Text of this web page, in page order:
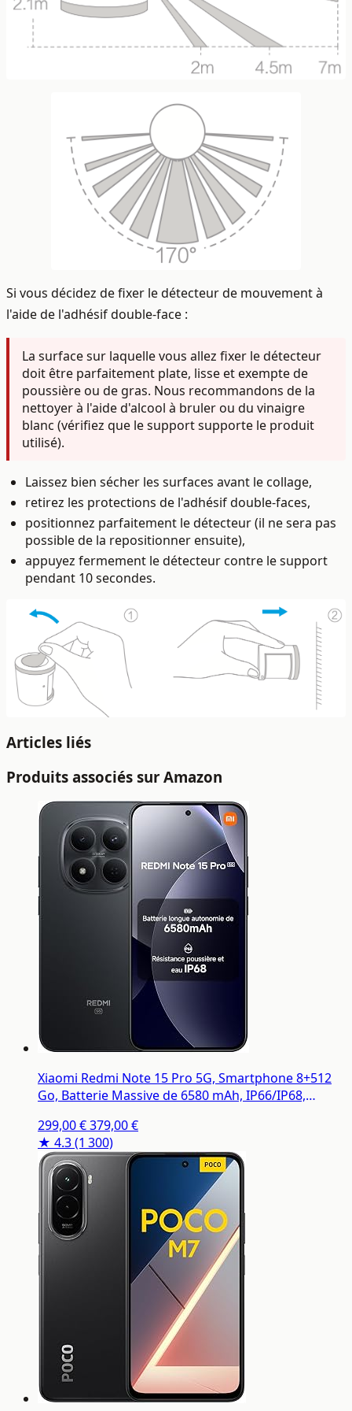
Si vous décidez de fixer le détecteur de mouvement à
l'aide de l'adhésif double-face :
La surface sur laquelle vous allez fixer le détecteur
doit être parfaitement plate, lisse et exempte de
poussière ou de gras. Nous recommandons de la
nettoyer à l'aide d'alcool à bruler ou du vinaigre
blanc (vérifiez que le support supporte le produit
utilisé).
Laissez bien sécher les surfaces avant le collage,
retirez les protections de l'adhésif double-faces,
positionnez parfaitement le détecteur (il ne sera pas
possible de la repositionner ensuite),
appuyez fermement le détecteur contre le support
pendant 10 secondes.
Articles liés
Produits associés sur Amazon
Xiaomi Redmi Note 15 Pro 5G, Smartphone 8+512
Go, Batterie Massive de 6580 mAh, IP66/IP68,
de 6,83 Pouces, Noir, Garantie 2 Ans, Chargeur Non
Inclus
299,00 €379,00 €
★ 4.3(1 300)